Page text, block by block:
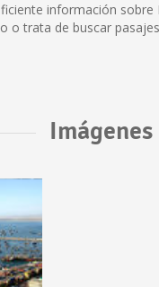
información
trata de buscar